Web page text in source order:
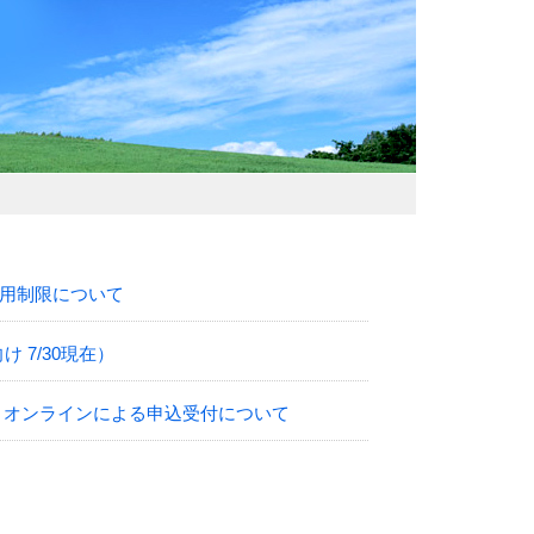
制限について
7/30現在）
ンラインによる申込受付について